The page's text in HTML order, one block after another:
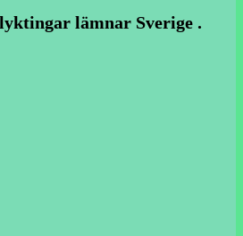
lämnar Sverige .